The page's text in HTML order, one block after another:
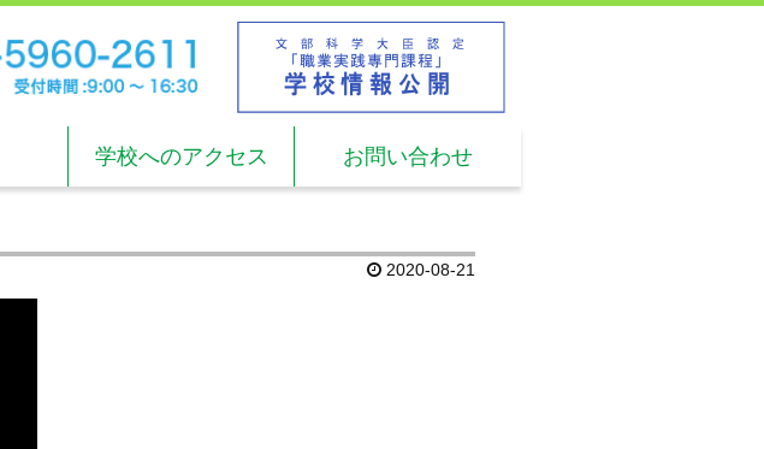
03-5960-2611
受付時間: 9:00 ～ 17:00
学校へのアクセス お問い合わせ
2020-08-21